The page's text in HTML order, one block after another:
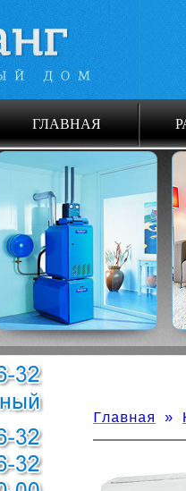
ГЛАВНАЯ
Главная »